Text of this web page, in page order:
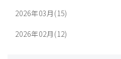
2026年03月(15)
2026年02月(12)